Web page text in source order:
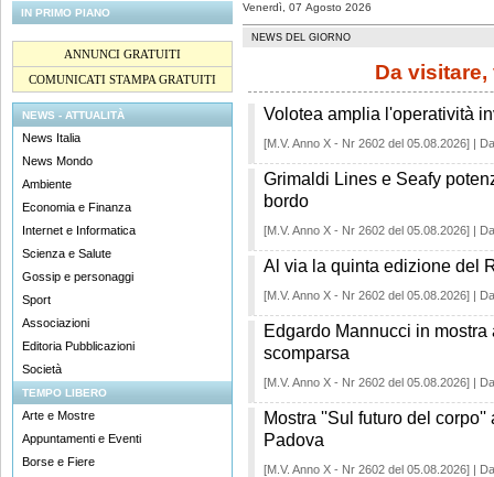
IN PRIMO PIANO
ANNUNCI GRATUITI
COMUNICATI STAMPA GRATUITI
NEWS - ATTUALITÀ
News Italia
News Mondo
Ambiente
Economia e Finanza
Internet e Informatica
Scienza e Salute
Gossip e personaggi
Sport
Associazioni
Editoria Pubblicazioni
Società
TEMPO LIBERO
Arte e Mostre
Appuntamenti e Eventi
Borse e Fiere
Venerdì, 07 Agosto 2026
NEWS DEL GIORNO
Da
Volotea amplia l'operatività
[M.V. Anno X - Nr 2602 del 05.08.2026] |
Grimaldi Lines e Seafy
bordo
[M.V. Anno X - Nr 2602 del 05.08.2026] |
Al via la quinta edizione del
[M.V. Anno X - Nr 2602 del 05.08.2026] |
Edgardo Mannucci in
scomparsa
[M.V. Anno X - Nr 2602 del 05.08.2026] |
Mostra ''Sul futuro del
Padova
[M.V. Anno X - Nr 2602 del 05.08.2026] |